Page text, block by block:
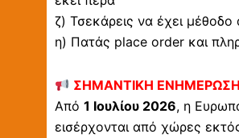
ζ) Τσεκάρεις να έχει
η) Πατάς place order και
ΣΗΜΑΝΤΙΚΗ ΕΝΗΜΕΡΩΣΗ
Από 1 Ιουλίου 2026, η
εισέρχονται από χώρες